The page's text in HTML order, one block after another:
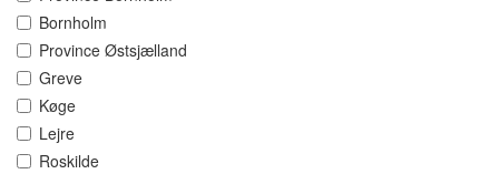
Bornholm
Province Østsjælland
Greve
Køge
Lejre
Roskilde